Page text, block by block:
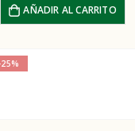
AÑADIR AL CARRITO